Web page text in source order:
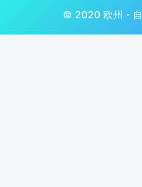
© 2020 欧州・